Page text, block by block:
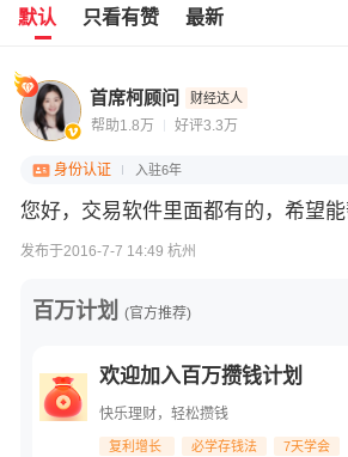
默认 只看有赞 最新
首席柯顾问 财经达人
帮助1.8万 好评3.3万
身份认证 入驻6年
您好，交易软件里面都有的，希望
发布于2016-7-7 14:49 杭州
百万计划 (官方推荐)
欢迎加入百万攒钱计划
快乐理财，轻松攒钱
复利增长 必学存钱法 7天学会